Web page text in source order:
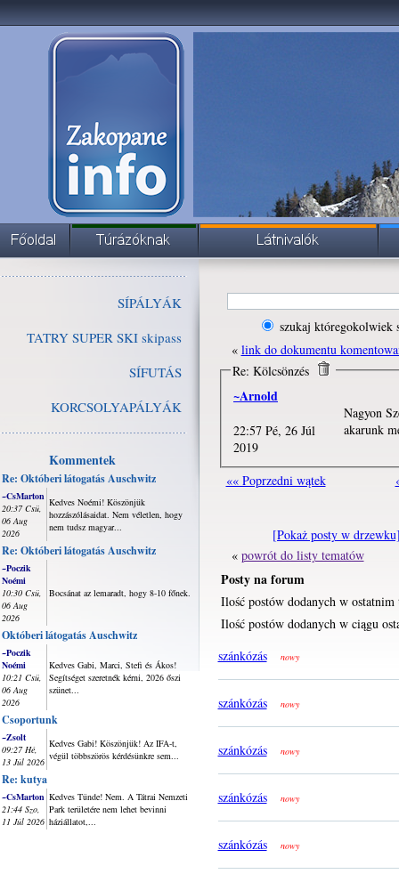
SÍPÁLYÁK
TATRY SUPER SKI skipass
SÍFUTÁS
KORCSOLYAPÁLYÁK
Kommentek
Re: Októberi látogatás Auschwitz
~CsMarton
20:37 Csü,
06 Aug
2026
Kedves Noémi! Köszönjük
hozzászólásaidat. Nem véletlen, hogy
nem tudsz magyar...
Re: Októberi látogatás Auschwitz
~Poczik
Noémi
10:30 Csü,
06 Aug
2026
Bocsánat az lemaradt, hogy 8-10 főnek.
Októberi látogatás Auschwitz
~Poczik
Noémi
10:21 Csü,
06 Aug
2026
Kedves Gabi, Marci, Stefi és Ákos!
Segítséget szeretnék kérni, 2026 őszi
szünet...
Csoportunk
~Zsolt
09:27 Hé,
13 Júl 2026
Kedves Gabi! Köszönjük! Az IFA-t,
végül többszörös kérdésünkre sem...
Re: kutya
~CsMarton
21:44 Szo,
11 Júl 2026
Kedves Tünde! Nem. A Tátrai Nemzeti
Park területére nem lehet bevinni
háziállatot,...
szukaj któregokolwiek
« link do dokumentu
Re: Kölcsönzés
~Arnold
22:57 Pé, 26 Júl
2019
Nagyon
akarunk
«« Poprzedni wątek
[Pokaż posty w
« powrót do listy tematów
Posty na forum
Ilość postów dodanych w ostatnim
Ilość postów dodanych w ciągu
szánkózás
nowy
szánkózás nowy
szánkózás nowy
szánkózás nowy
szánkózás nowy